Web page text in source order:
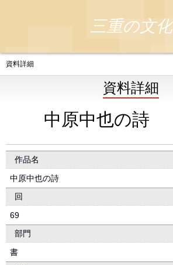
三重の文化
資料詳細
資料詳細
中原中也の詩
作品名
中原中也の詩
回
69
部門
書